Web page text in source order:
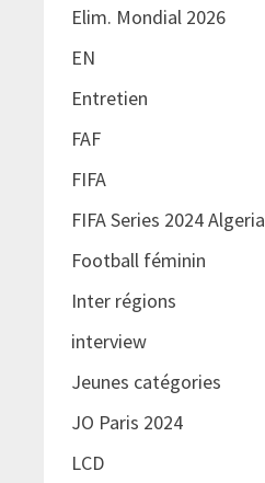
Elim. Mondial 2026
EN
Entretien
FAF
FIFA
FIFA Series 2024 Algeria
Football féminin
Inter régions
interview
Jeunes catégories
JO Paris 2024
LCD